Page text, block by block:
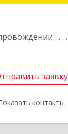
заявку
контакты
заявку
Назад